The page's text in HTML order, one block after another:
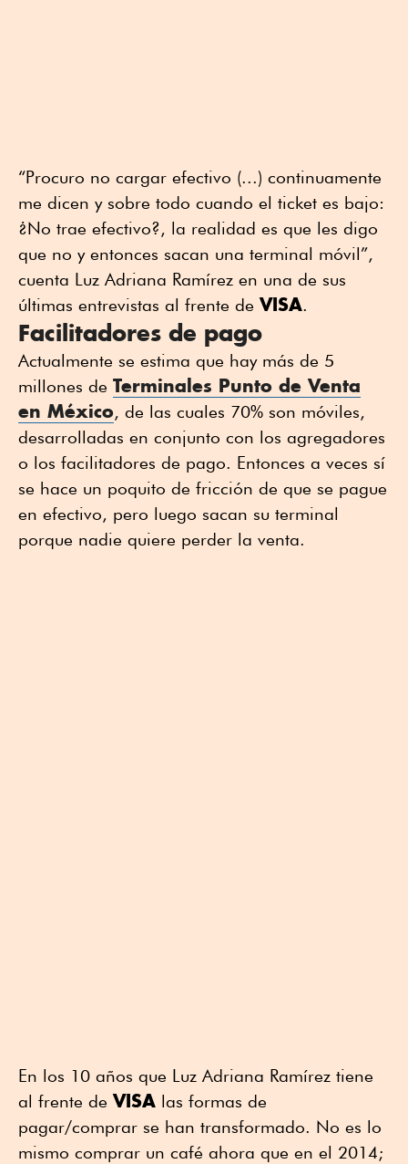
“Procuro no cargar efectivo (...) continuamente
me dicen y sobre todo cuando el ticket es bajo:
¿No trae efectivo?, la realidad es que les digo
que no y entonces sacan una terminal móvil”,
cuenta Luz Adriana Ramírez en una de sus
últimas entrevistas al frente deVISA.
Facilitadores de pago
Actualmente se estima que hay más de 5
millones de Terminales Punto de Venta
en México, de las cuales 70% son móviles,
desarrolladas en conjunto con los agregadores
o los facilitadores de pago. Entonces a veces sí
se hace un poquito de fricción de que se pague
en efectivo, pero luego sacan su terminal
porque nadie quiere perder la venta.
En los 10 años que Luz Adriana Ramírez tiene
al frente deVISA las formas de
pagar/comprar se han transformado. No es lo
mismo comprar un café ahora que en el 2014;